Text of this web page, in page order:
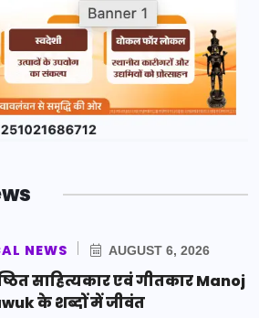
NEWS AUGUST 6, 2026
साहित्यकार एवं गीतकार Manoj
के शब्दों में जीवंत